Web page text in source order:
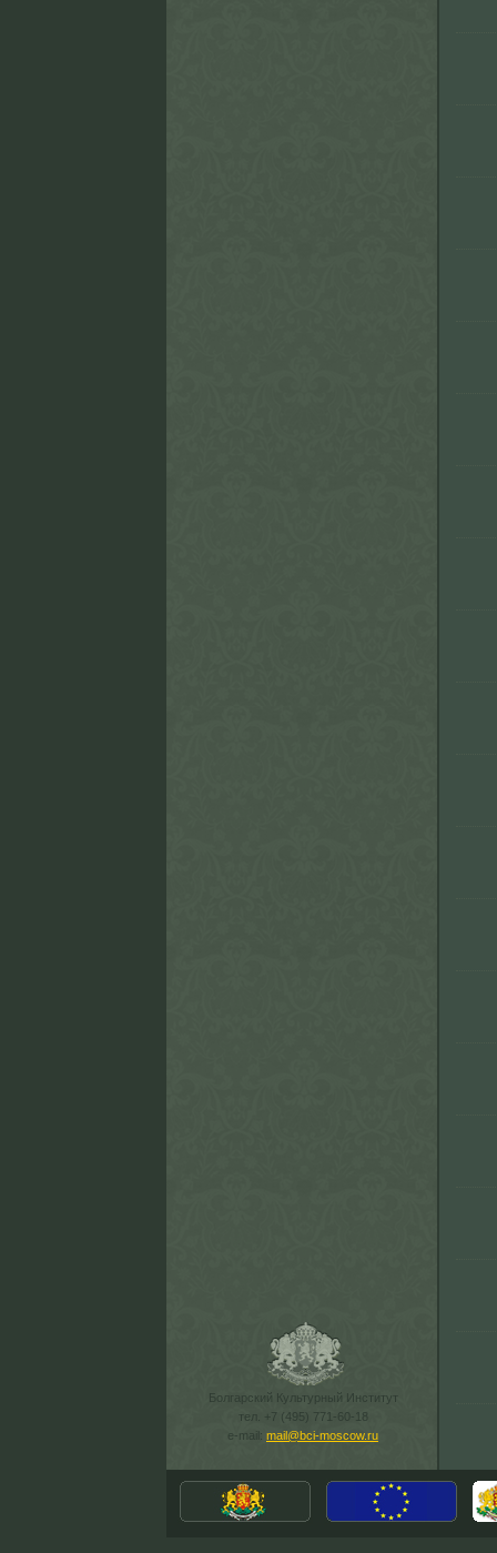
Болгарский Культурный Институт
тел. +7 (495) 771-60-18
e-mail: mail@bci-moscow.ru